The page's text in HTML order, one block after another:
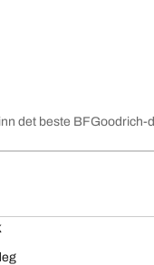
det beste BFGoodrich-